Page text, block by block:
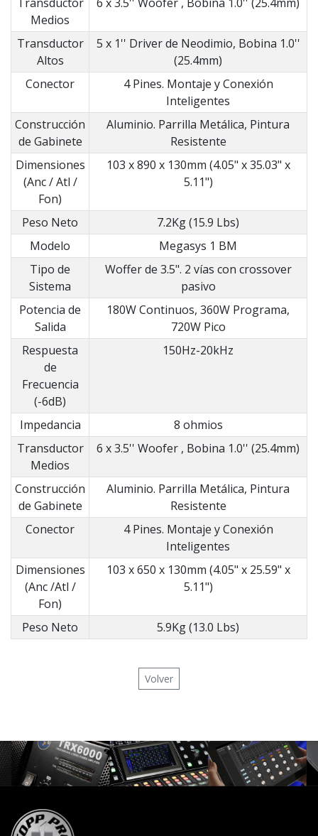
Transductor
Medios
6 x 3.5'' Woofer , Bobina 1.0'' (25.4mm)
Transductor
Altos
5 x 1'' Driver de Neodimio, Bobina 1.0''
(25.4mm)
Conector
4 Pines. Montaje y Conexión
Inteligentes
Construcción
de Gabinete
Aluminio. Parrilla Metálica, Pintura
Resistente
Dimensiones
(Anc / Atl /
Fon)
103 x 890 x 130mm (4.05" x 35.03" x
5.11")
Peso Neto
7.2Kg (15.9 Lbs)
Modelo
Megasys 1 BM
Tipo de
Sistema
Woffer de 3.5". 2 vías con crossover
pasivo
Potencia de
Salida
180W Continuos, 360W Programa,
720W Pico
Respuesta
de
Frecuencia
(-6dB)
150Hz-20kHz
Impedancia
8 ohmios
Transductor
Medios
6 x 3.5'' Woofer , Bobina 1.0'' (25.4mm)
Construcción
de Gabinete
Aluminio. Parrilla Metálica, Pintura
Resistente
Conector
4 Pines. Montaje y Conexión
Inteligentes
Dimensiones
(Anc /Atl /
Fon)
103 x 650 x 130mm (4.05" x 25.59" x
5.11")
Peso Neto 5.9Kg (13.0 Lbs)
Volver